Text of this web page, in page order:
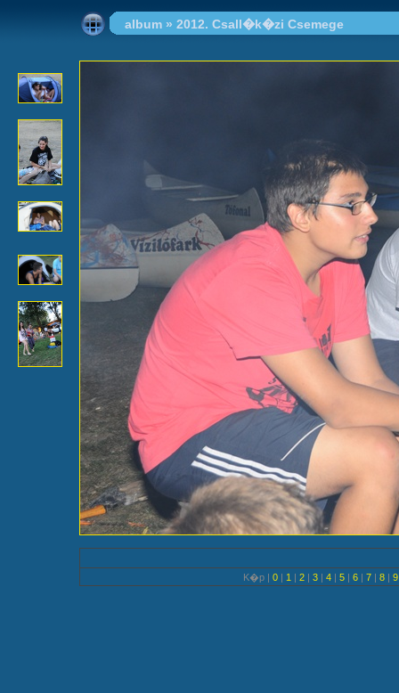
album » 2012. Csall�k�zi Csemege
K�p | 0 | 1 | 2 | 3 | 4 | 5 | 6 | 7 | 8 |